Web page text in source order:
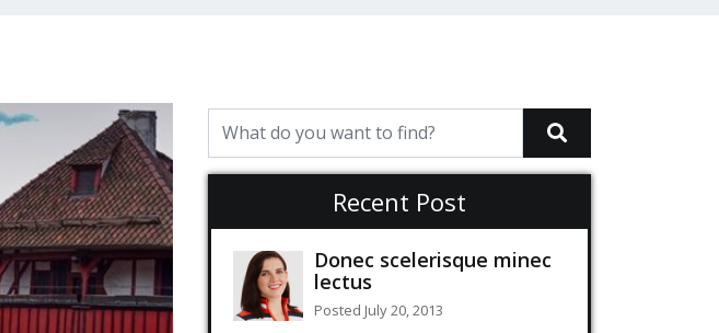
Recent Post
Donec scelerisque minec
lectus
Posted July 20, 2013